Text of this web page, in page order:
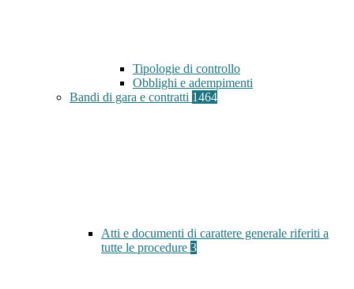
Tipologie di controllo
Obblighi e adempimenti
Bandi di gara e contratti 1464
Atti e documenti di carattere generale riferiti a
tutte le procedure 3